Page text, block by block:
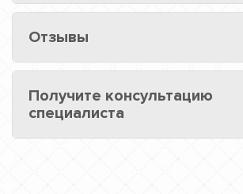
Отзывы
Получите консультацию
специалиста